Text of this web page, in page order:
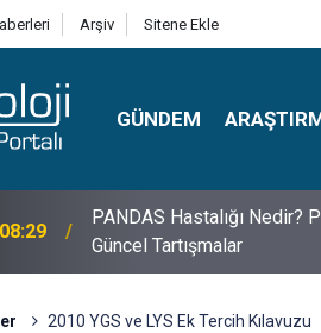
Arşiv Sitene Ekle
GÜNDEM
10:30 10 Mayıs Psikologlar Günü
2010 YGS ve LYS Ek Tercih Kılavuzu